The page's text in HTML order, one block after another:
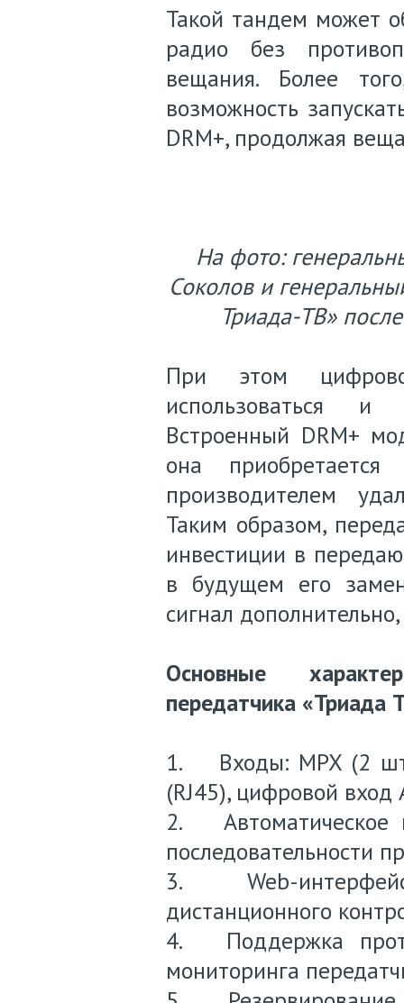
Такой тандем может
радио без
вещания. Более
возможность
DRM+, продолжая
На фото:
Соколов и
Триада-ТВ»
При этом
использоваться и
Встроенный DRM+
она
производителем
Таким образом,
инвестиции в
в будущем его
сигнал
Основные
передатчика «Триада
1.
Входы: MPX (2
(RJ45), цифровой вход
2.
последовательности
3.
Web-
дистанционного
4.
Поддержка
мониторинга